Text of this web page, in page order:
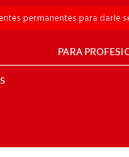
PARA
permanentes para darle